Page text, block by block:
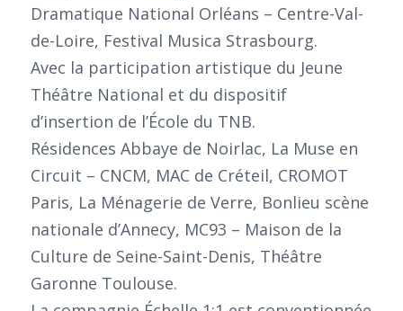
Dramatique National Orléans – Centre-Val-
de-Loire, Festival Musica Strasbourg.
Avec la participation artistique du Jeune
Théâtre National et du dispositif
d’insertion de l’École du TNB.
Résidences Abbaye de Noirlac, La Muse en
Circuit – CNCM, MAC de Créteil, CROMOT
Paris, La Ménagerie de Verre, Bonlieu scène
nationale d’Annecy, MC93 – Maison de la
Culture de Seine-Saint-Denis, Théâtre
Garonne Toulouse.